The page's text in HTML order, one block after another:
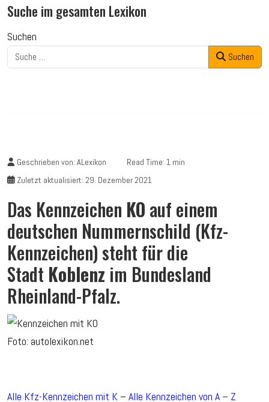
Suche im gesamten Lexikon
Suchen
Suchen
Geschrieben von: ALexikon
Read Time: 1 min
Zuletzt aktualisiert: 29. Dezember 2021
Das Kennzeichen KO auf einem
deutschen Nummernschild (Kfz-
Kennzeichen) steht für die
Stadt Koblenz im Bundesland
Rheinland-Pfalz.
Foto: autolexikon.net
Alle Kfz-Kennzeichen mit K – Alle Kennzeichen von A – Z